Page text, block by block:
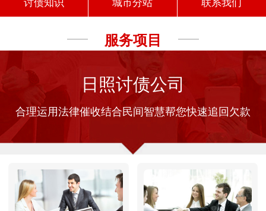
讨债知识 城市分站 联系我们
服务项目
日照讨债公司
合理运用法律催收结合民间智慧帮您快速追回欠款